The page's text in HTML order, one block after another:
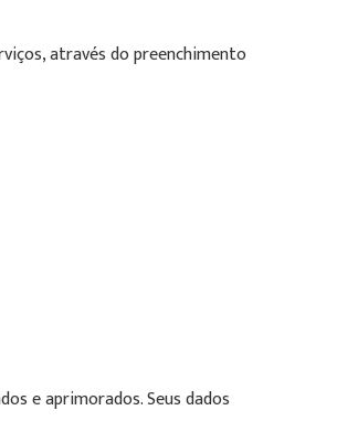
através do preenchimento
e aprimorados. Seus dados